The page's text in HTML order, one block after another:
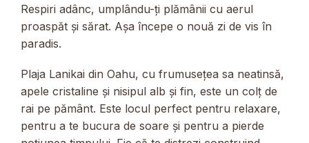
Respiri adânc, umplându-ți plămânii cu aerul
proaspăt și sărat. Așa începe o nouă zi de vis în
paradis.
Plaja Lanikai din Oahu, cu frumusețea sa neatinsă,
apele cristaline și nisipul alb și fin, este un colț de
rai pe pământ. Este locul perfect pentru relaxare,
pentru a te bucura de soare și pentru a pierde